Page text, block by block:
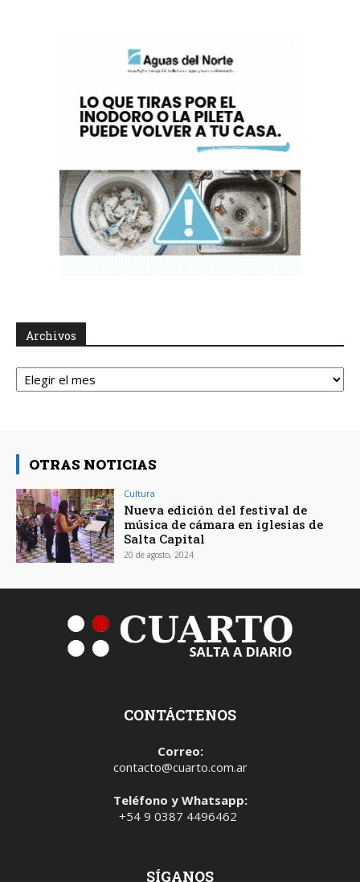
Archivos
Archivos
OTRAS NOTICIAS
Cultura
Nueva edición del festival de
música de cámara en iglesias de
Salta Capital
20 de agosto, 2024
CONTÁCTENOS
Correo:
contacto@cuarto.com.ar
Teléfono y Whatsapp:
+54 9 0387 4496462
SÍGANOS